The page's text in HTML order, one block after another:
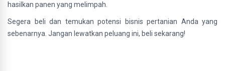
hasilkan panen yang melimpah.
Segera beli dan temukan potensi bisnis pertanian Anda yang
sebenarnya. Jangan lewatkan peluang ini, beli sekarang!